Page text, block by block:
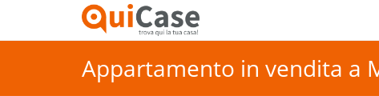
Appartamento in vendita a